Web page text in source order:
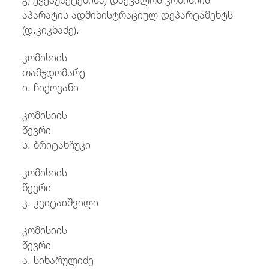
აპარატის ადმინისტრაციულ დეპარტამენტს
(დ.კიკნაძე).
კომისიის
ი. ჩიქოვანი
კომისიის
ს. ბრიტანჩუკი
კომისიის
კ. კვიტაიშვილი
კომისიის
ა. სიხარულიძე